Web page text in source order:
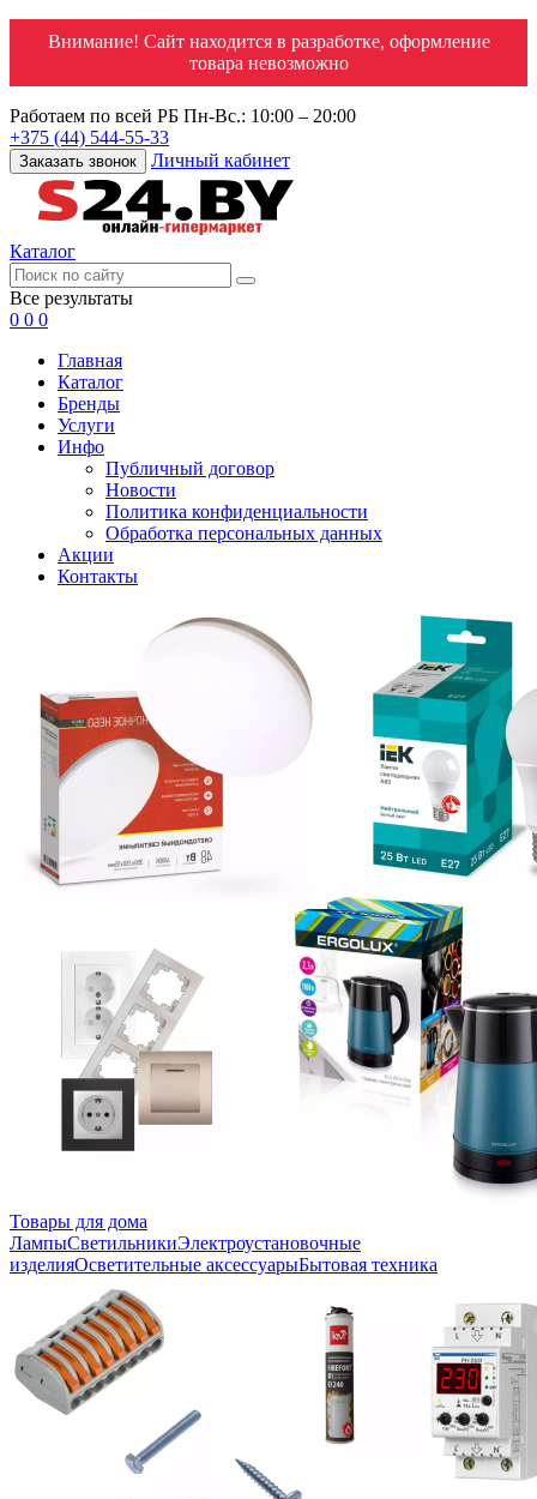
Внимание! Сайт находится в разработке, оформление
товара невозможно
Работаем по всей РБ Пн-Вс.: 10:00 – 20:00
+375 (44) 544-55-33
Заказать звонок Личный кабинет
Каталог
Все результаты
0 0 0
Главная
Каталог
Бренды
Услуги
Инфо
Публичный договор
Новости
Политика конфиденциальности
Обработка персональных данных
Акции
Контакты
Товары для дома
ЛампыСветильникиЭлектроустановочные
изделияОсветительные аксессуарыБытовая техника